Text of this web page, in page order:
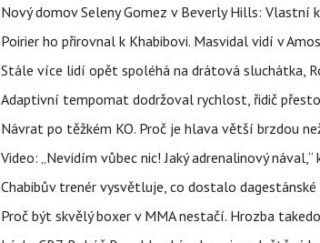
Nový domov Seleny Gomez v Beverly Hills: Vlastní
Poirier ho přirovnal k Khabibovi. Masvidal vidí v
Stále více lidí opět spoléhá na drátová sluchátka,
Adaptivní tempomat dodržoval rychlost, řidič
Návrat po těžkém KO. Proč je hlava větší brzdou
Video: „Nevidím vůbec nic! Jaký adrenalinový
Chabibův trenér vysvětluje, co dostalo
Proč být skvělý boxer v MMA nestačí. Hrozba